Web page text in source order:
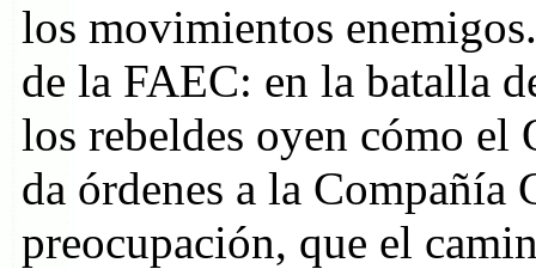
los movimientos
de la FAEC: en la batalla
los rebeldes oyen cómo
da órdenes a la Compañía
preocupación, que el